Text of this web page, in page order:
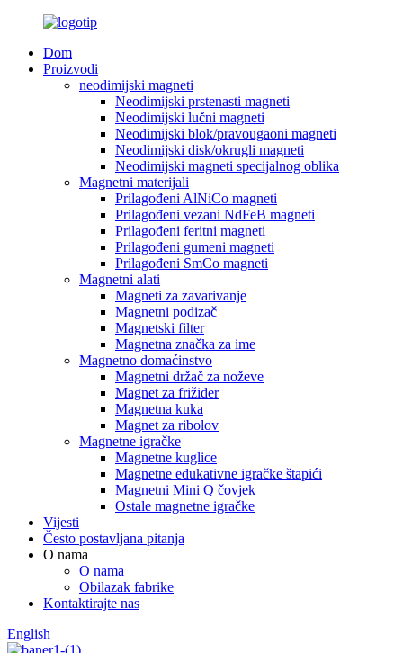
Dom
Proizvodi
neodimijski magneti
Neodimijski prstenasti magneti
Neodimijski lučni magneti
Neodimijski blok/pravougaoni magneti
Neodimijski disk/okrugli magneti
Neodimijski magneti specijalnog oblika
Magnetni materijali
Prilagođeni AlNiCo magneti
Prilagođeni vezani NdFeB magneti
Prilagođeni feritni magneti
Prilagođeni gumeni magneti
Prilagođeni SmCo magneti
Magnetni alati
Magneti za zavarivanje
Magnetni podizač
Magnetski filter
Magnetna značka za ime
Magnetno domaćinstvo
Magnetni držač za noževe
Magnet za frižider
Magnetna kuka
Magnet za ribolov
Magnetne igračke
Magnetne kuglice
Magnetne edukativne igračke štapići
Magnetni Mini Q čovjek
Ostale magnetne igračke
Vijesti
Često postavljana pitanja
O nama
O nama
Obilazak fabrike
Kontaktirajte nas
English